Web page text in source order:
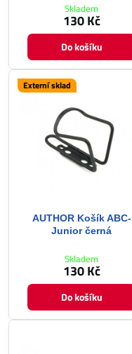
Skladem
130 Kč
Do košíku
Externí sklad
AUTHOR Košík ABC-
Junior černá
Skladem
130 Kč
Do košíku